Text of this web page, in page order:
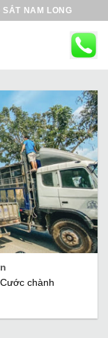
NAM LONG
chành